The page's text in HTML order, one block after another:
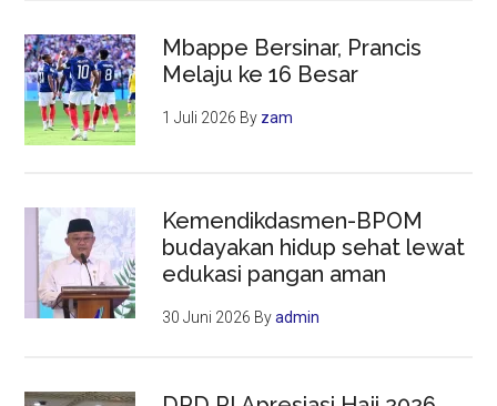
Mbappe Bersinar, Prancis
Melaju ke 16 Besar
1 Juli 2026 By zam
Kemendikdasmen-BPOM
budayakan hidup sehat lewat
edukasi pangan aman
30 Juni 2026 Byadmin